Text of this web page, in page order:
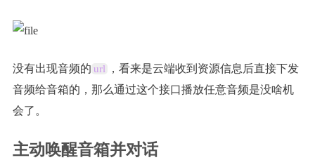
没有出现音频的 url
，看来是云端收到资源信息后直接下发
音频给音箱的，那么通过这个接口播放任意音频是没啥机
会了。
主动唤醒音箱并对话